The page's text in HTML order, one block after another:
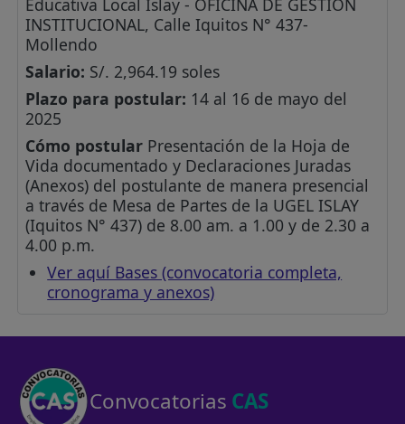
Educativa Local Islay - OFICINA DE GESTION
INSTITUCIONAL, Calle Iquitos N° 437-
Mollendo
Salario: S/. 2,964.19 soles
Plazo para postular: 14 al 16 de mayo del
2025
Cómo postular Presentación de la Hoja de
Vida documentado y Declaraciones Juradas
(Anexos) del postulante de manera presencial
a través de Mesa de Partes de la UGEL ISLAY
(Iquitos N° 437) de 8.00 am. a 1.00 y de 2.30 a
4.00 p.m.
Ver aquí Bases (convocatoria completa,
cronograma y anexos)
Convocatorias CAS